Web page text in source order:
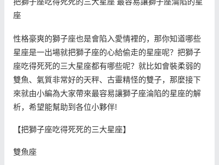
座
性格豪爽的獅子座也是會陷入愛情裡的，那你知道哪些
星座是一出場就把獅子座的心給偷走的星座呢？把獅子
座吃得死死的三大星座都有哪些呢？就比如會裝柔弱的
雙魚、氣質非常好的天秤、古靈精怪的雙子，那麼接下
來就由小編為大家帶來最容易讓獅子座淪陷的星座的解
析，希望能幫助到各位小夥伴!
【把獅子座吃得死死的三大星座】
雙魚座